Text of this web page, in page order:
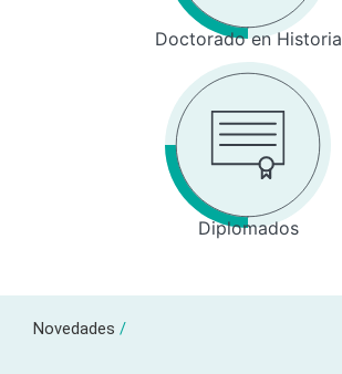
Doctorado en Historia
Diplomados
Novedades /